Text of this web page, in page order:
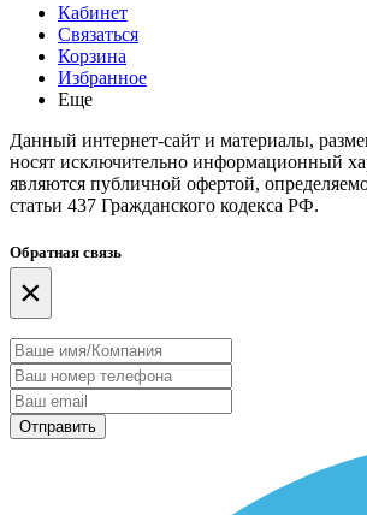
Кабинет
Связаться
Корзина
Избранное
Еще
Данный интернет-сайт и материалы,
носят исключительно информационный
являются публичной офертой,
статьи 437 Гражданского кодекса РФ.
Обратная связь
×
Отправить